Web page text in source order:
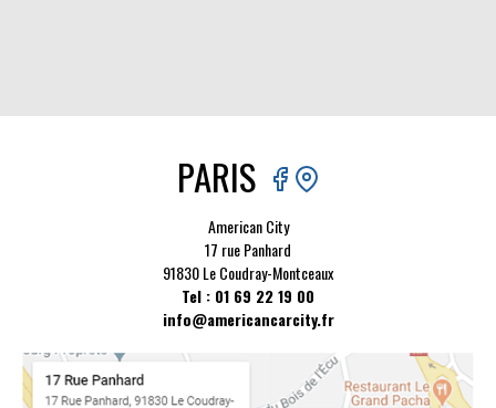
PARIS
American City
17 rue Panhard
91830 Le Coudray-Montceaux
Tel : 01 69 22 19 00
info@americancarcity.fr